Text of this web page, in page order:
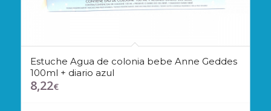
Estuche Agua de colonia bebe Anne Geddes
100ml + diario azul
8,22€